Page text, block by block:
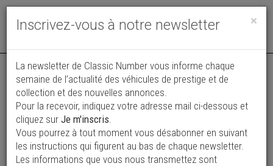
Toggle
Vos annonces vues par
plus de 4 millions de collectionneurs
×
Inscrivez-vous à notre newsletter
La newsletter de Classic Number vous informe chaque
semaine de l’actualité des véhicules de prestige et de
collection et des nouvelles annonces.
Pour la recevoir, indiquez votre adresse mail ci-dessous et
cliquez sur Je m'inscris.
Vous pourrez à tout moment vous désabonner en suivant
les instructions qui figurent au bas de chaque newsletter.
Les informations que vous nous transmettez sont